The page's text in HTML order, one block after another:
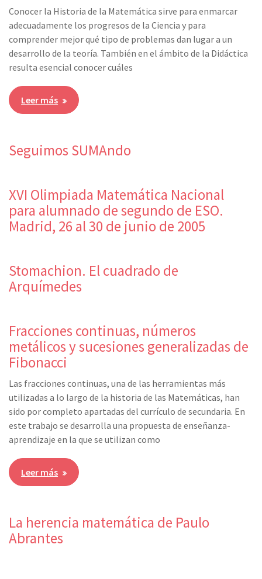
Conocer la Historia de la Matemática sirve para enmarcar
adecuadamente los progresos de la Ciencia y para
comprender mejor qué tipo de problemas dan lugar a un
desarrollo de la teoría. También en el ámbito de la Didáctica
resulta esencial conocer cuáles
Leer más
Seguimos SUMAndo
XVI Olimpiada Matemática Nacional
para alumnado de segundo de ESO.
Madrid, 26 al 30 de junio de 2005
Stomachion. El cuadrado de
Arquímedes
Fracciones continuas, números
metálicos y sucesiones generalizadas de
Fibonacci
Las fracciones continuas, una de las herramientas más
utilizadas a lo largo de la historia de las Matemáticas, han
sido por completo apartadas del currículo de secundaria. En
este trabajo se desarrolla una propuesta de enseñanza-
aprendizaje en la que se utilizan como
Leer más
La herencia matemática de Paulo
Abrantes